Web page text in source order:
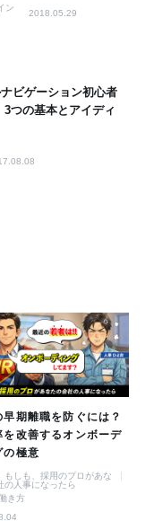
ン
2018.05.29
ビゲーション初心者
3つの基本とアイディ
早期離職を防ぐには？
を改善するオンボーデ
の極意
もしも、採用のプロがあな
の人事になったら
き方